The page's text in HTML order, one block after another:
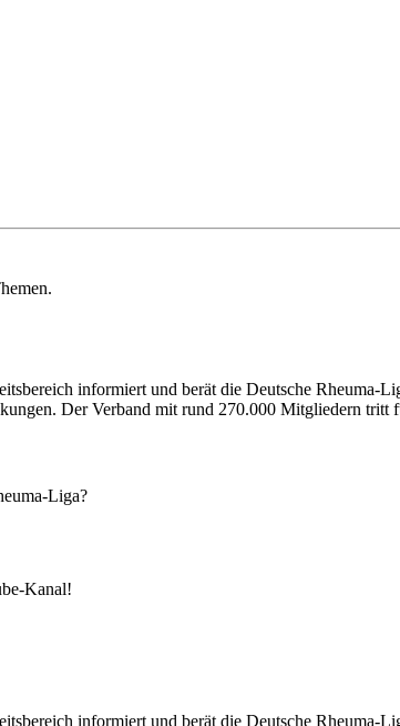
informiert und berät die Deutsche
Der Verband mit rund 270.000 Mitgliedern
Liga?
Kanal!
informiert und berät die Deutsche